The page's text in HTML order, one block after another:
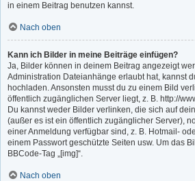
in einem Beitrag benutzen kannst.
Nach oben
Kann ich Bilder in meine Beiträge einfügen?
Ja, Bilder können in deinem Beitrag angezeigt
Administration Dateianhänge erlaubt hat, kannst
hochladen. Ansonsten musst du zu einem Bild
öffentlich zugänglichen Server liegt, z. B. http://
Du kannst weder Bilder verlinken, die sich auf
(außer es ist ein öffentlich zugänglicher Server),
einer Anmeldung verfügbar sind, z. B. Hotmail-
einem Passwort geschützte Seiten usw. Um das
BBCode-Tag „[img]“.
Nach oben